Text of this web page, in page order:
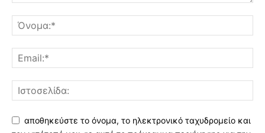
αποθηκεύστε το όνομα, το ηλεκτρονικό ταχυδρομείο και